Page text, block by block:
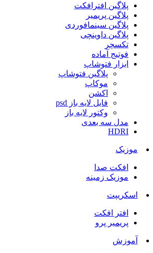
پلاگین افترافکت
پلاگین پریمیر
پلاگین سینمافوردی
پلاگین داوینچی
تکسچر
فوتیج آماده
ابزار فتوشاپ
پلاگین فتوشاپ
موکاپ
اکشن
فایل لایه باز psd
وکتور لایه باز
مدل سه بعدی
HDRI
موزیک
افکت صدا
موزیک زمینه
اسکریپت
افتر افکت
پریمیر پرو
آموزش